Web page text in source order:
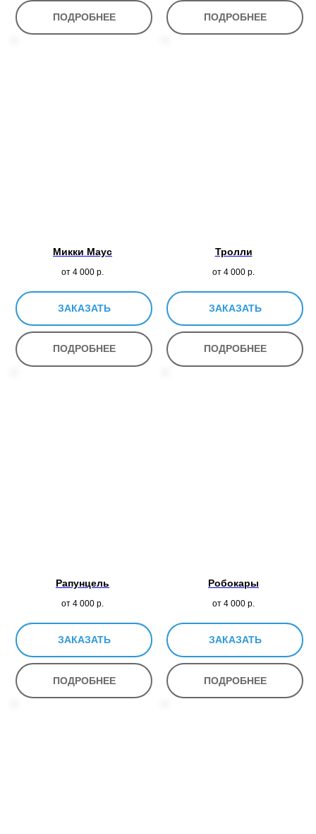
ПОДРОБНЕЕ ПОДРОБНЕЕ
Микки Маус
от 4 000 р.
ЗАКАЗАТЬ
ПОДРОБНЕЕ
Тролли
от 4 000 р.
ЗАКАЗАТЬ
ПОДРОБНЕЕ
Рапунцель
от 4 000 р.
ЗАКАЗАТЬ
ПОДРОБНЕЕ
Робокары
от 4 000 р.
ЗАКАЗАТЬ
ПОДРОБНЕЕ